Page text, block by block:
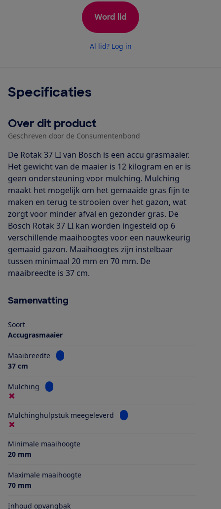
Word lid
Al lid? Log in
Specificaties
Over dit product
Geschreven door de Consumentenbond
De Rotak 37 LI van Bosch is een accu grasmaaier.
Het gewicht van de maaier is 12 kilogram en er is
geen ondersteuning voor mulching. Mulching
maakt het mogelijk om het gemaaide gras fijn te
maken en terug te strooien over het gazon, wat
zorgt voor minder afval en gezonder gras. De
Bosch Rotak 37 LI kan worden ingesteld op 6
verschillende maaihoogtes voor een nauwkeurig
gemaaid gazon. Maaihoogtes zijn instelbaar
tussen minimaal 20 mm en 70 mm. De
maaibreedte is 37 cm.
Samenvatting
Soort
Accugrasmaaier
Maaibreedte
Bekijk informatie voor Maaibreedte
37 cm
Mulching Bekijk informatie voor Mulching
Mulchinghulpstuk meegeleverd Bekijk informatie voor
Minimale maaihoogte
20 mm
Maximale maaihoogte
70 mm
Inhoud opvangbak